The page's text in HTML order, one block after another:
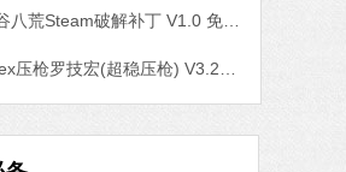
腾讯视频
软件语言：简体中文